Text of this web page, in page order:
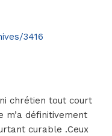
3416
chrétien tout court
m’a définitivement
curable .Ceux